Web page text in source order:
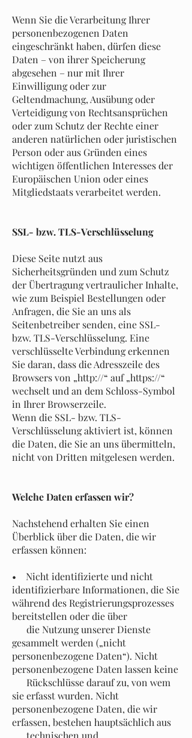
Wenn Sie die Verarbeitung Ihrer
personenbezogenen Daten
eingeschränkt haben, dürfen diese
Daten – von ihrer Speicherung
abgesehen – nur mit Ihrer
Einwilligung oder zur
Geltendmachung, Ausübung oder
Verteidigung von Rechtsansprüchen
oder zum Schutz der Rechte einer
anderen natürlichen oder juristischen
Person oder aus Gründen eines
wichtigen öffentlichen Interesses der
Europäischen Union oder eines
Mitgliedstaats verarbeitet werden.
SSL- bzw. TLS-Verschlüsselung
Diese Seite nutzt aus
Sicherheitsgründen und zum Schutz
der Übertragung vertraulicher Inhalte,
wie zum Beispiel Bestellungen oder
Anfragen, die Sie an uns als
Seitenbetreiber senden, eine SSL-
bzw. TLS-Verschlüsselung. Eine
verschlüsselte Verbindung erkennen
Sie daran, dass die Adresszeile des
Browsers von „http://“ auf „https://“
wechselt und an dem Schloss-Symbol
in Ihrer Browserzeile.
Wenn die SSL- bzw. TLS-
Verschlüsselung aktiviert ist, können
die Daten, die Sie an uns übermitteln,
nicht von Dritten mitgelesen werden.
Welche Daten erfassen wir?
Nachstehend erhalten Sie einen
Überblick über die Daten, die wir
erfassen können:
• Nicht identifizierte und nicht
identifizierbare Informationen, die Sie
während des Registrierungsprozesses
bereitstellen oder die über
die Nutzung unserer Dienste
gesammelt werden („nicht
personenbezogene Daten“). Nicht
personenbezogene Daten lassen keine
Rückschlüsse darauf zu, von wem
sie erfasst wurden. Nicht
personenbezogene Daten, die wir
erfassen, bestehen hauptsächlich aus
technischen und